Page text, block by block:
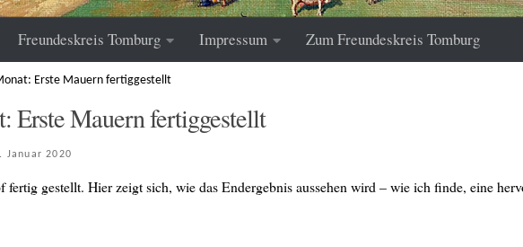
Freundeskreis Tomburg Impressum Zum Freundeskreis Tomburg
Erste Mauern fertiggestellt
Erste Mauern fertiggestellt
Januar 2020
gestellt. Hier zeigt sich, wie das Endergebnis aussehen wird – wie ich finde, eine